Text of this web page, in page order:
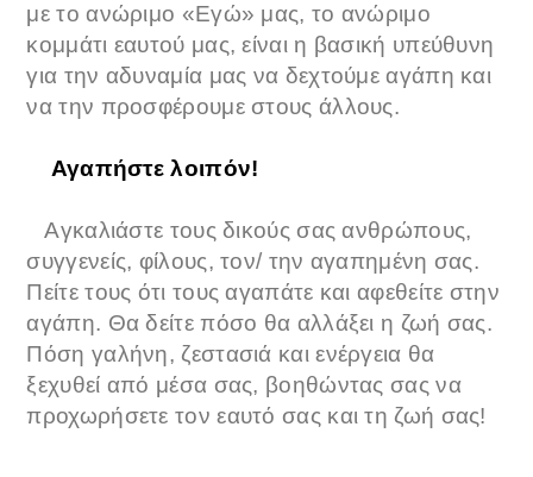
με το ανώριμο «Εγώ» μας, το ανώριμο
κομμάτι εαυτού μας, είναι η βασική υπεύθυνη
για την αδυναμία μας να δεχτούμε αγάπη και
να την προσφέρουμε στους άλλους.
Αγαπήστε λοιπόν!
Αγκαλιάστε τους δικούς σας ανθρώπους,
συγγενείς, φίλους, τον/ την αγαπημένη σας.
Πείτε τους ότι τους αγαπάτε και αφεθείτε στην
αγάπη. Θα δείτε πόσο θα αλλάξει η ζωή σας.
Πόση γαλήνη, ζεστασιά και ενέργεια θα
ξεχυθεί από μέσα σας, βοηθώντας σας να
προχωρήσετε τον εαυτό σας και τη ζωή σας!